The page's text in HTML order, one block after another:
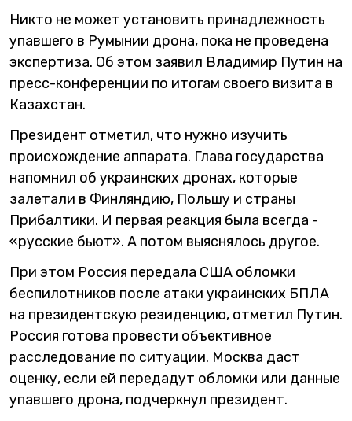
Никто не может установить принадлежность
упавшего в Румынии дрона, пока не проведена
экспертиза. Об этом заявил Владимир Путин на
пресс-конференции по итогам своего визита в
Казахстан.
Президент отметил, что нужно изучить
происхождение аппарата. Глава государства
напомнил об украинских дронах, которые
залетали в Финляндию, Польшу и страны
Прибалтики. И первая реакция была всегда -
«русские бьют». А потом выяснялось другое.
При этом Россия передала США обломки
беспилотников после атаки украинских БПЛА
на президентскую резиденцию, отметил Путин.
Россия готова провести объективное
расследование по ситуации. Москва даст
оценку, если ей передадут обломки или данные
упавшего дрона, подчеркнул президент.